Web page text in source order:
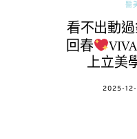
醫
看不出動
回春
上立美
POSTED
2025-